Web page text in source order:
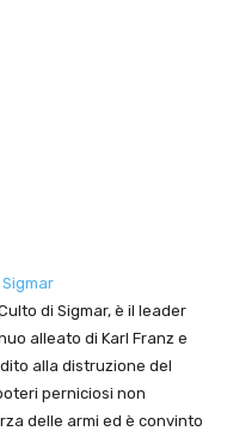
di Sigmar, è il leader
alleato di Karl Franz e
alla distruzione del
perniciosi non
delle armi ed è convinto